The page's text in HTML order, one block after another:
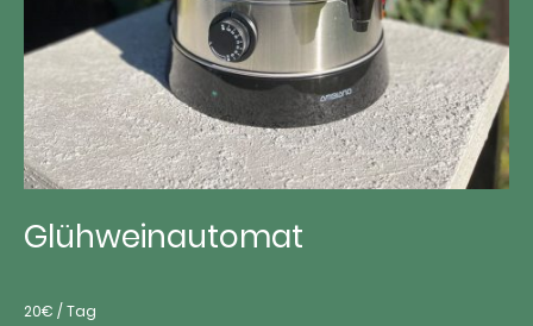
Glühweinautomat
20€ / Tag